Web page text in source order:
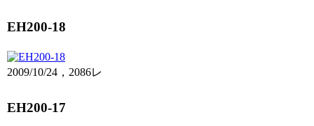
EH200-18
2009/10/24，2086レ
EH200-17